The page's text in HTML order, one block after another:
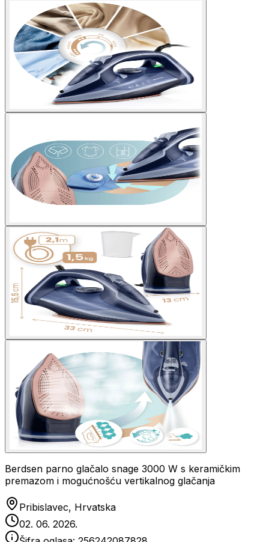
Berdsen parno glačalo snage 3000 W s keramičkim
premazom i mogućnošću vertikalnog glačanja
Pribislavec, Hrvatska
02. 06. 2026.